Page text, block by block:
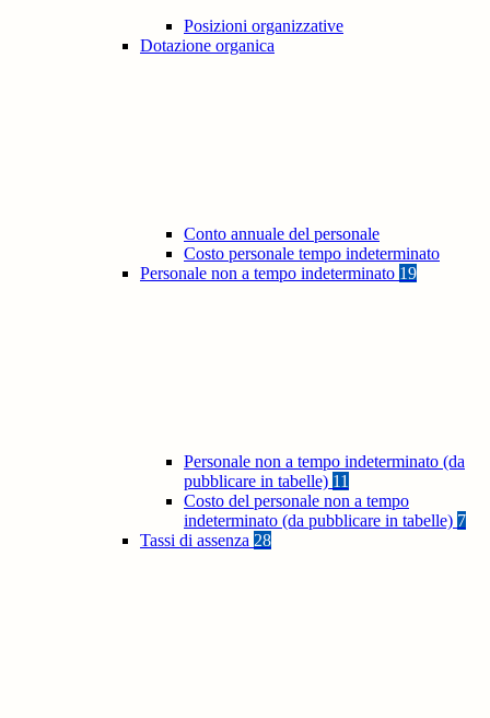
Posizioni organizzative
Dotazione organica
Conto annuale del personale
Costo personale tempo indeterminato
Personale non a tempo indeterminato 19
Personale non a tempo indeterminato (da
pubblicare in tabelle) 11
Costo del personale non a tempo
indeterminato (da pubblicare in tabelle) 7
Tassi di assenza 28